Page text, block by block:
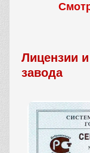
Лицензии
завода